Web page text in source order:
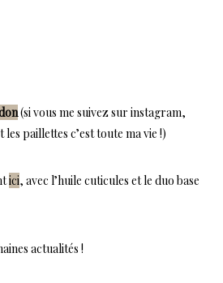
(si vous me suivez sur instagram,
paillettes c’est toute ma vie !)
ici, avec l’huile cuticules et le duo base
actualités !